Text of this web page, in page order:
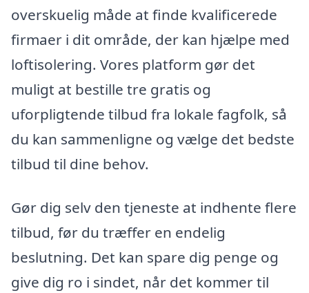
overskuelig måde at finde kvalificerede
firmaer i dit område, der kan hjælpe med
loftisolering. Vores platform gør det
muligt at bestille tre gratis og
uforpligtende tilbud fra lokale fagfolk, så
du kan sammenligne og vælge det bedste
tilbud til dine behov.
Gør dig selv den tjeneste at indhente flere
tilbud, før du træffer en endelig
beslutning. Det kan spare dig penge og
give dig ro i sindet, når det kommer til